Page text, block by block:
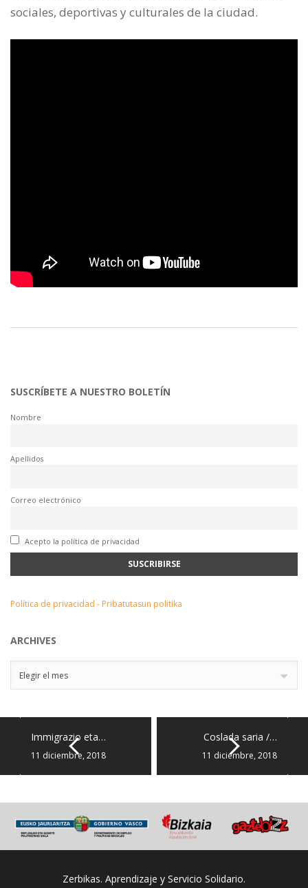
sociales, deportivas y culturales de la ciudad.
SUSCRÍBETE A NUESTRO BOLETÍN
Nombre
Apellidos
Correo electrónico
Acepto la política de privacidad
Política de privacidad - Pribatutasun politika
ARCHIVES
Elegir el mes
Immigrazio eta…
11 diciembre, 2018
Coslada saria /…
11 diciembre, 2018
Zerbikas. Aprendizaje y Servicio Solidario.